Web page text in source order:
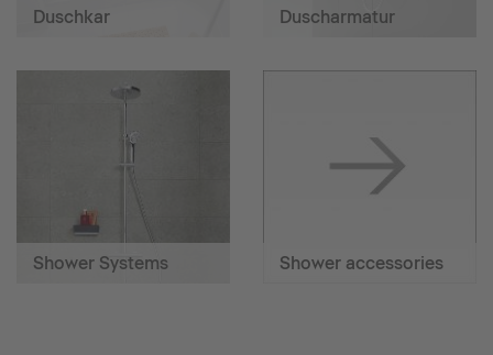
Duschkar Duscharmatur
Shower Systems Shower accessories